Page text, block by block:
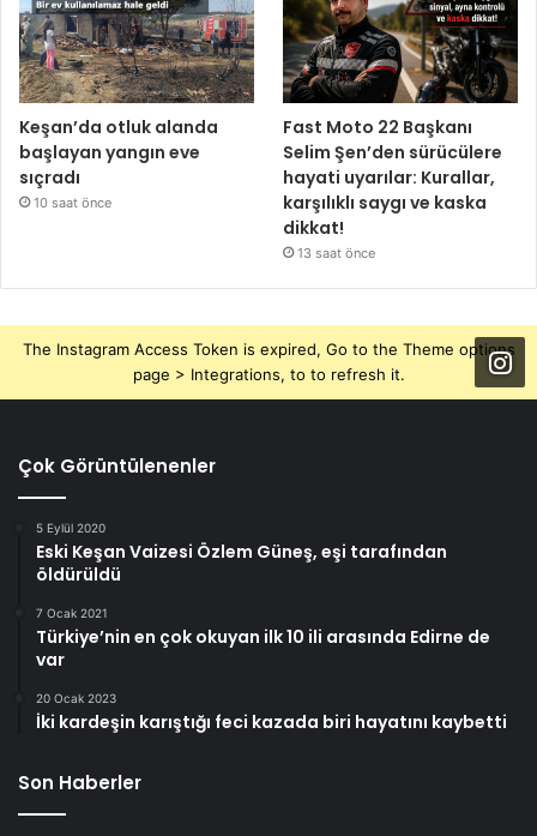
Keşan’da otluk alanda
başlayan yangın eve
sıçradı
10 saat önce
Fast Moto 22 Başkanı
Selim Şen’den sürücülere
hayati uyarılar: Kurallar,
karşılıklı saygı ve kaska
dikkat!
13 saat önce
The Instagram Access Token is expired, Go to the Theme options
page > Integrations, to to refresh it.
Çok Görüntülenenler
5 Eylül 2020
Eski Keşan Vaizesi Özlem Güneş, eşi tarafından
öldürüldü
7 Ocak 2021
Türkiye’nin en çok okuyan ilk 10 ili arasında Edirne de
var
20 Ocak 2023
İki kardeşin karıştığı feci kazada biri hayatını kaybetti
Son Haberler